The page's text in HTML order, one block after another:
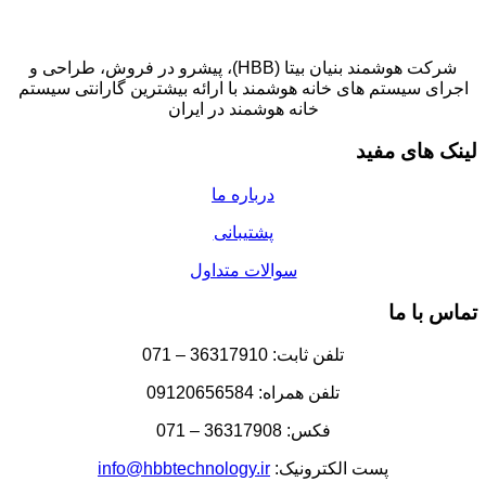
شرکت هوشمند بنیان بیتا (HBB)، پیشرو در فروش، طراحی و
اجرای سیستم های خانه هوشمند با ارائه بیشترین گارانتی سیستم
خانه هوشمند در ایران
لینک های مفید
درباره ما
پشتیبانی
سوالات متداول
تماس با ما
تلفن ثابت: 36317910 – 071
تلفن همراه: 09120656584
فکس: 36317908 – 071
پست الکترونیک: info@hbbtechnology.ir